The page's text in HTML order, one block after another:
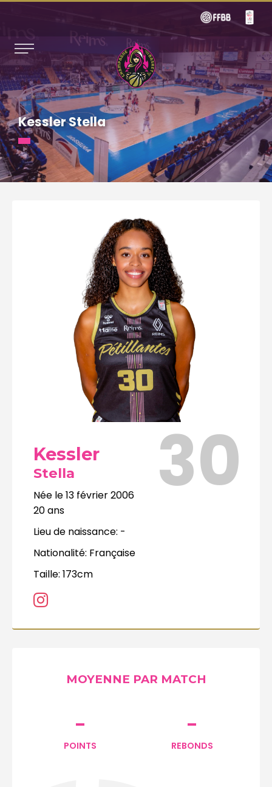
Kessler Stella
Kessler
Stella
Née le13 février 2006
20ans
Lieu de naissance: -
Nationalité: Française
Taille: 173cm
30
MOYENNE PAR MATCH
-
POINTS
-
REBONDS